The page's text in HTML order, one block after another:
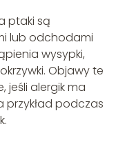
ptaki są
lub odchodami
wysypki,
Objawy te
jeśli alergik ma
przykład podczas